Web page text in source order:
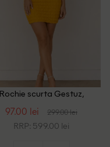
Rochie scurta Gestuz,
97.00 lei 299.00 lei
RRP: 599.00 lei